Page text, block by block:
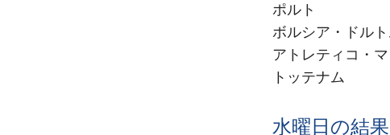
ポルト
ボルシア・ドル
アトレティコ・
トッテナム
水曜日の結